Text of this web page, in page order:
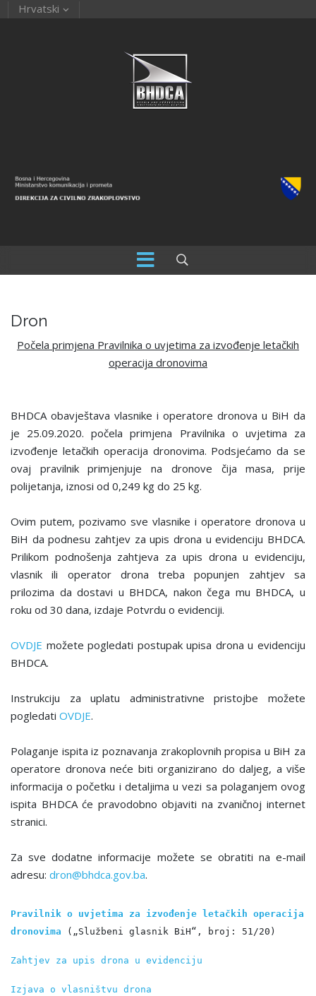
Hrvatski
Dron
Počela primjena Pravilnika o uvjetima za izvođenje letačkih
operacija dronovima
BHDCA obavještava vlasnike i operatore dronova u BiH da
je 25.09.2020. počela primjena Pravilnika o uvjetima za
izvođenje letačkih operacija dronovima. Podsjećamo da se
ovaj pravilnik primjenjuje na dronove čija masa, prije
polijetanja, iznosi od 0,249 kg do 25 kg.
Ovim putem, pozivamo sve vlasnike i operatore dronova u
BiH da podnesu zahtjev za upis drona u evidenciju BHDCA.
Prilikom podnošenja zahtjeva za upis drona u evidenciju,
vlasnik ili operator drona treba popunjen zahtjev sa
prilozima da dostavi u BHDCA, nakon čega mu BHDCA, u
roku od 30 dana, izdaje Potvrdu o evidenciji.
OVDJE možete pogledati postupak upisa drona u evidenciju
BHDCA.
Instrukciju za uplatu administrativne pristojbe možete
pogledati OVDJE.
Polaganje ispita iz poznavanja zrakoplovnih propisa u BiH za
operatore dronova neće biti organizirano do daljeg, a više
informacija o početku i detalјima u vezi sa polaganjem ovog
ispita BHDCA će pravodobno objaviti na zvaničnoj internet
stranici.
Za sve dodatne informacije možete se obratiti na e-mail
adresu: dron@bhdca.gov.ba.
Pravilnik o uvjetima za izvođenje letačkih operacija
dronovima („Službeni glasnik BiH“, broj: 51/20)
Zahtjev za upis drona u evidenciju
Izjava o vlasništvu drona